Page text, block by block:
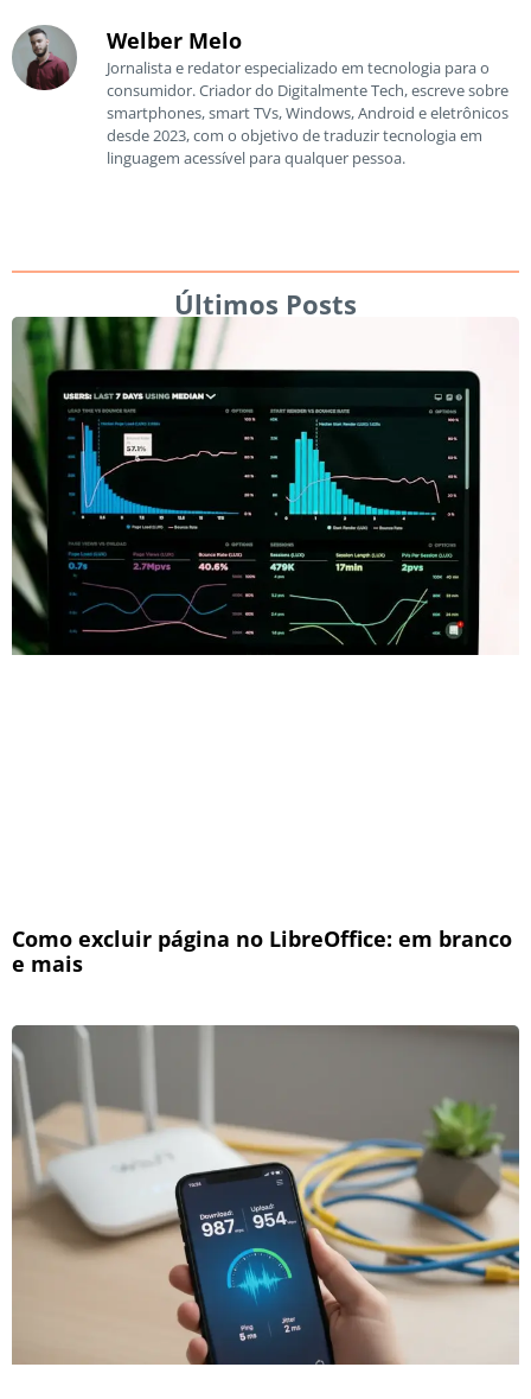
Welber Melo
Jornalista e redator especializado em tecnologia para o
consumidor. Criador do Digitalmente Tech, escreve sobre
smartphones, smart TVs, Windows, Android e eletrônicos
desde 2023, com o objetivo de traduzir tecnologia em
linguagem acessível para qualquer pessoa.
Últimos Posts
Como excluir página no LibreOffice: em branco
e mais